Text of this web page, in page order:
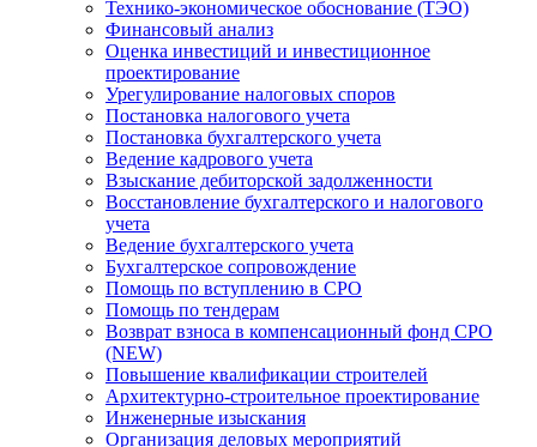
Технико-экономическое обоснование (ТЭО)
Финансовый анализ
Оценка инвестиций и инвестиционное
проектирование
Урегулирование налоговых споров
Постановка налогового учета
Постановка бухгалтерского учета
Ведение кадрового учета
Взыскание дебиторской задолженности
Восстановление бухгалтерского и налогового
учета
Ведение бухгалтерского учета
Бухгалтерское сопровождение
Помощь по вступлению в СРО
Помощь по тендерам
Возврат взноса в компенсационный фонд СРО
(NEW)
Повышение квалификации строителей
Архитектурно-строительное проектирование
Инженерные изыскания
Организация деловых мероприятий